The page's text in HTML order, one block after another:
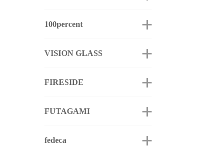
100percent
VISION GLASS
FIRESIDE
FUTAGAMI
fedeca